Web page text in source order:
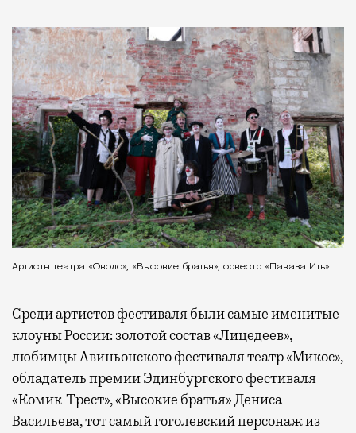
Артисты театра «Около», «Высокие братья», оркестр «Пакава Ить»
Среди артистов фестиваля были самые именитые
клоуны России: золотой состав «Лицедеев»,
любимцы Авиньонского фестиваля театр «Микос»,
обладатель премии Эдинбургского фестиваля
«Комик-Трест», «Высокие братья» Дениса
Васильева, тот самый гоголевский персонаж из